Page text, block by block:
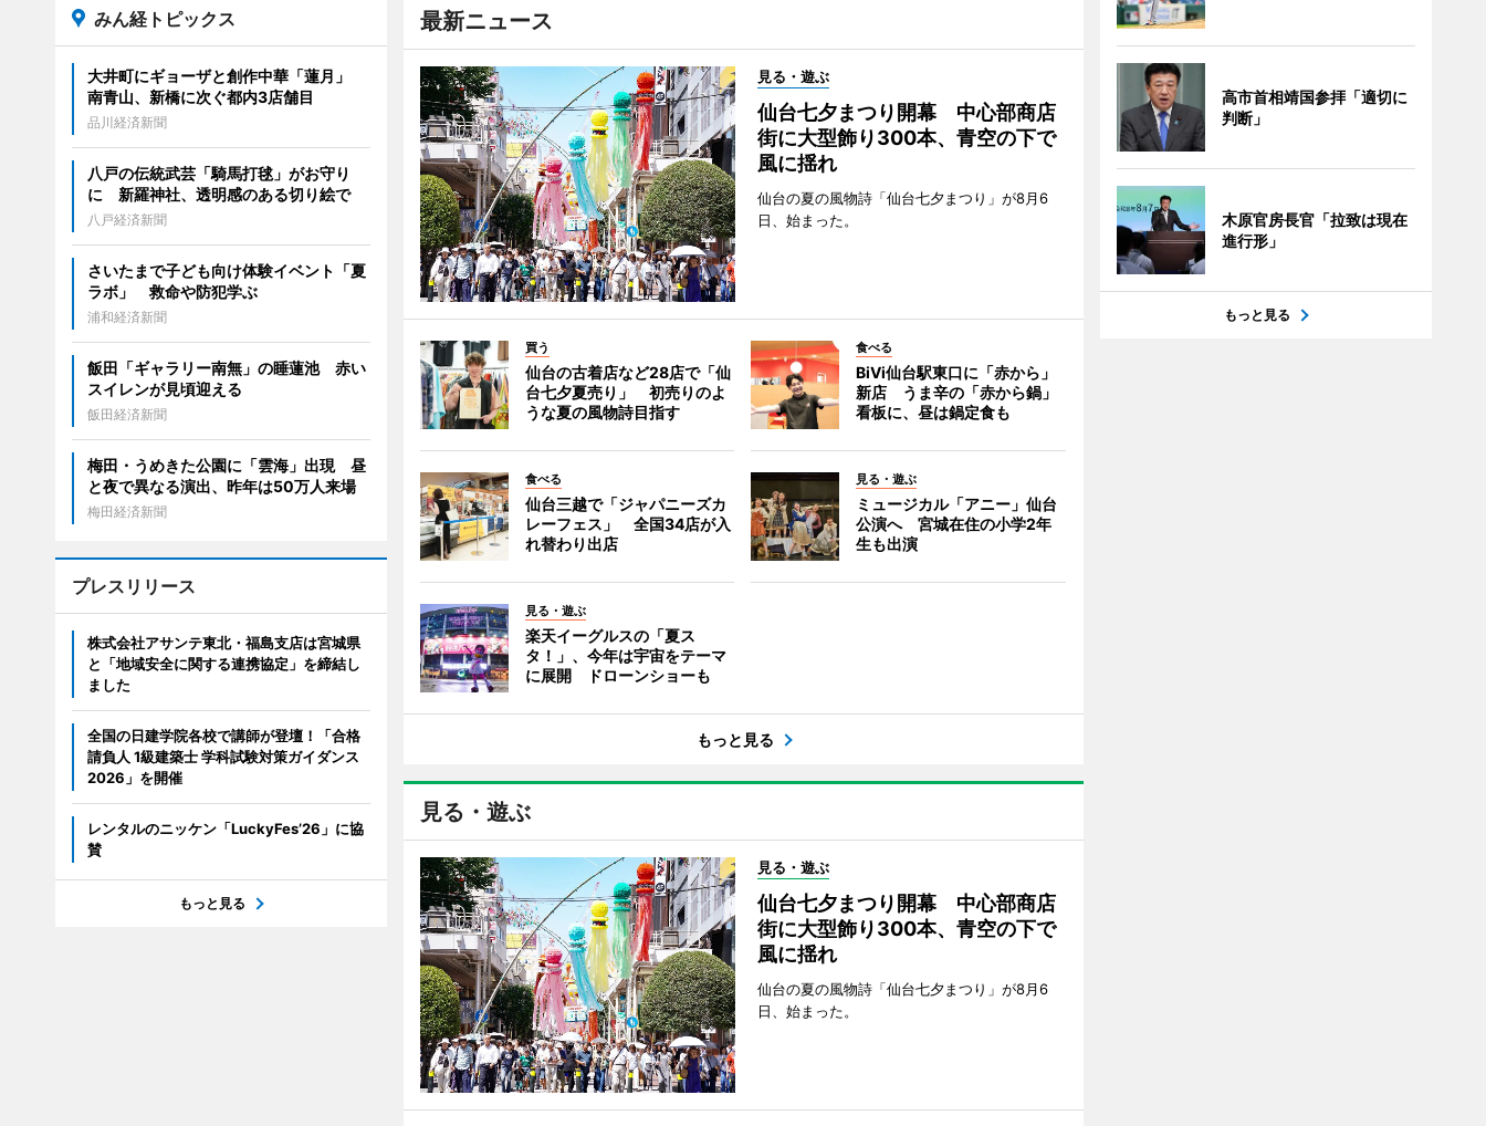
最新ニュース
見る・遊ぶ
仙台七夕まつり開幕 中心部商店
街に大型飾り300本、青空の下で
風に揺れ
仙台の夏の風物詩「仙台七夕まつり」が8月6
日、始まった。
買う
仙台の古着店など28店で「仙
台七夕夏売り」 初売りのよ
うな夏の風物詩目指す
食べる
BiVi仙台駅東口に「赤から」
新店 うま辛の「赤から鍋」
看板に、昼は鍋定食も
食べる
仙台三越で「ジャパニーズカ
レーフェス」 全国34店が入
れ替わり出店
見る・遊ぶ
ミュージカル「アニー」仙台
公演へ 宮城在住の小学2年
生も出演
見る・遊ぶ
楽天イーグルスの「夏ス
タ！」、今年は宇宙をテーマ
に展開 ドローンショーも
もっと見る
見る・遊ぶ
見る・遊ぶ
仙台七夕まつり開幕 中心部商店
街に大型飾り300本、青空の下で
風に揺れ
仙台の夏の風物詩「仙台七夕まつり」が8月6
日、始まった。
みん経トピックス
大井町にギョーザと創作中華「蓮月」
南青山、新橋に次ぐ都内3店舗目
品川経済新聞
八戸の伝統武芸「騎馬打毬」がお守り
に 新羅神社、透明感のある切り絵で
八戸経済新聞
さいたまで子ども向け体験イベント「夏
ラボ」 救命や防犯学ぶ
浦和経済新聞
飯田「ギャラリー南無」の睡蓮池 赤い
スイレンが見頃迎える
飯田経済新聞
梅田・うめきた公園に「雲海」出現 昼
と夜で異なる演出、昨年は50万人来場
梅田経済新聞
プレスリリース
株式会社アサンテ東北・福島支店は宮城県
と「地域安全に関する連携協定」を締結し
ました
全国の日建学院各校で講師が登壇！「合格
請負人 1級建築士 学科試験対策ガイダンス
2026」を開催
レンタルのニッケン「LuckyFes’26」に協
賛
もっと見る
高市首相靖国参拝「適切に
判断」
木原官房長官「拉致は現在
進行形」
もっと見る